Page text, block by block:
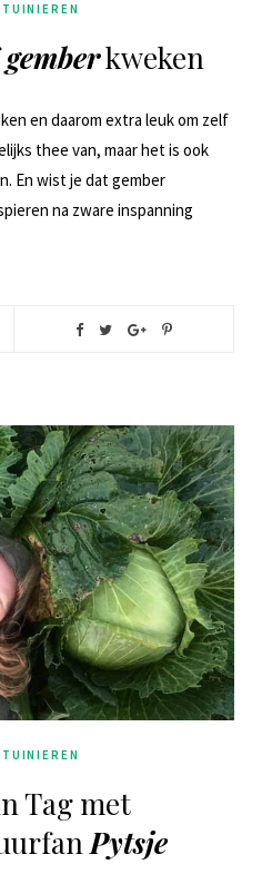
gemberkweken
en daarom extra leuk om zelf
thee van, maar het is ook
En wist je dat gember
na zware inspanning
Tag met
Pytsje